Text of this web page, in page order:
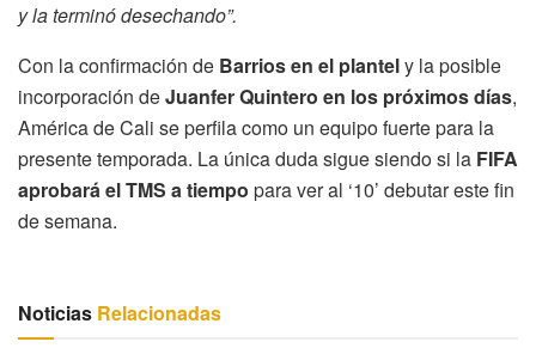
y la terminó desechando”.
Con la confirmación de Barrios en el plantely la posible
incorporación deJuanfer Quintero en los próximos días,
América de Cali se perfila como un equipo fuerte para la
presente temporada. La única duda sigue siendo si la FIFA
aprobará el TMS a tiempo para ver al ‘10’ debutar este fin
de semana.
Noticias Relacionadas